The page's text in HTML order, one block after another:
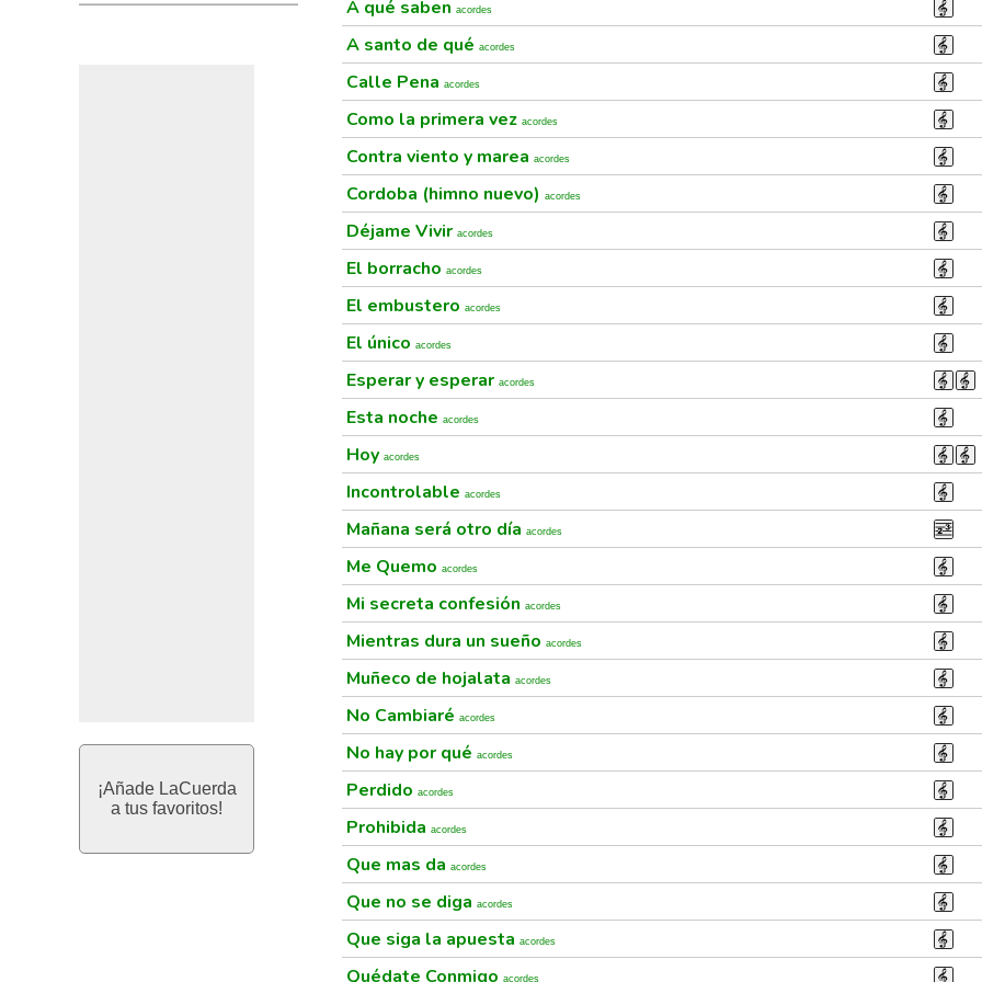
¡Añade LaCuerda
a tus favoritos!
A qué saben acordes
A santo de qué acordes
Calle Pena acordes
Como la primera vez acordes
Contra viento y marea acordes
Cordoba (himno nuevo) acordes
Déjame Vivir acordes
El borracho acordes
El embustero acordes
El único acordes
Esperar y esperar acordes
Esta noche acordes
Hoy acordes
Incontrolable acordes
Mañana será otro día acordes
Me Quemo acordes
Mi secreta confesión acordes
Mientras dura un sueño acordes
Muñeco de hojalata acordes
No Cambiaré acordes
No hay por qué acordes
Perdido acordes
Prohibida acordes
Que mas da acordes
Que no se diga acordes
Que siga la apuesta acordes
Quédate Conmigo acordes